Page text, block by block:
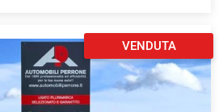
VENDUTA